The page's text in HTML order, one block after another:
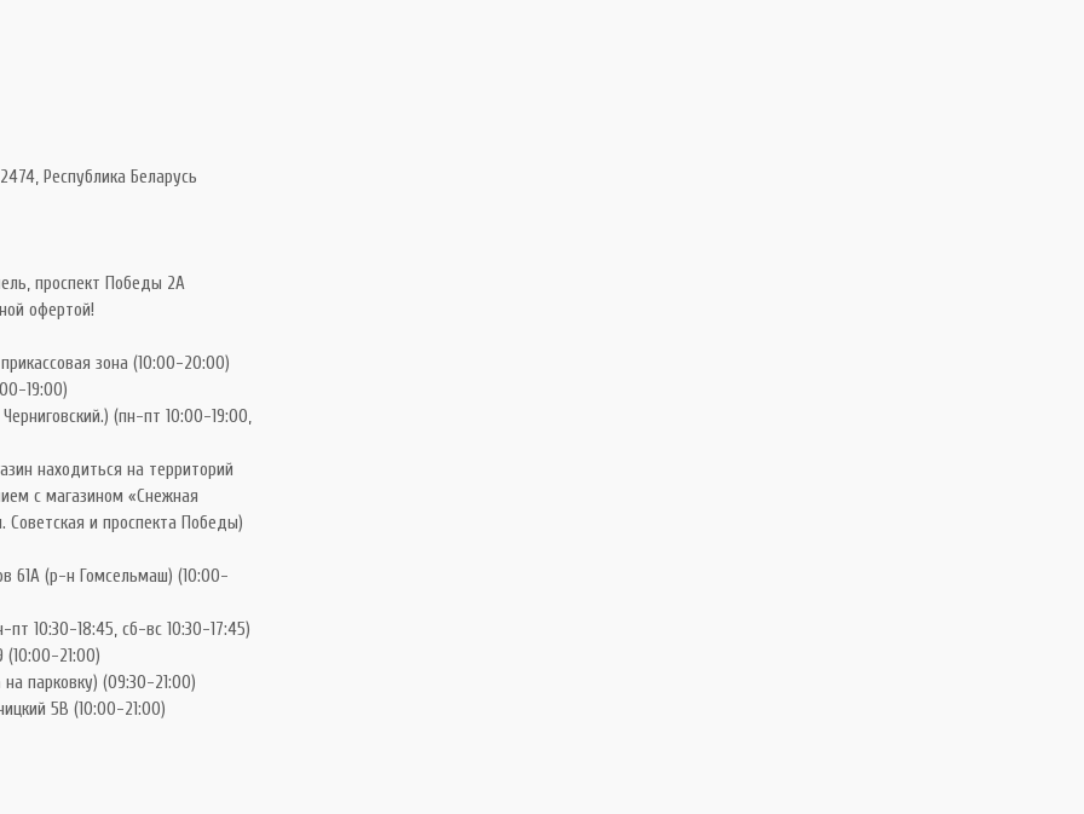
Республика Беларусь
проспект Победы 2А
офертой!
зона (10:00-20:00)
19:00)
(пн-пт 10:00-19:00,
находиться на территорий
с магазином «Снежная
Советская и проспекта Победы)
61А (р-н Гомсельмаш) (10:00-
пт 10:30-18:45, сб-вс 10:30-17:45)
21:00)
парковку) (09:30-21:00)
5В (10:00-21:00)